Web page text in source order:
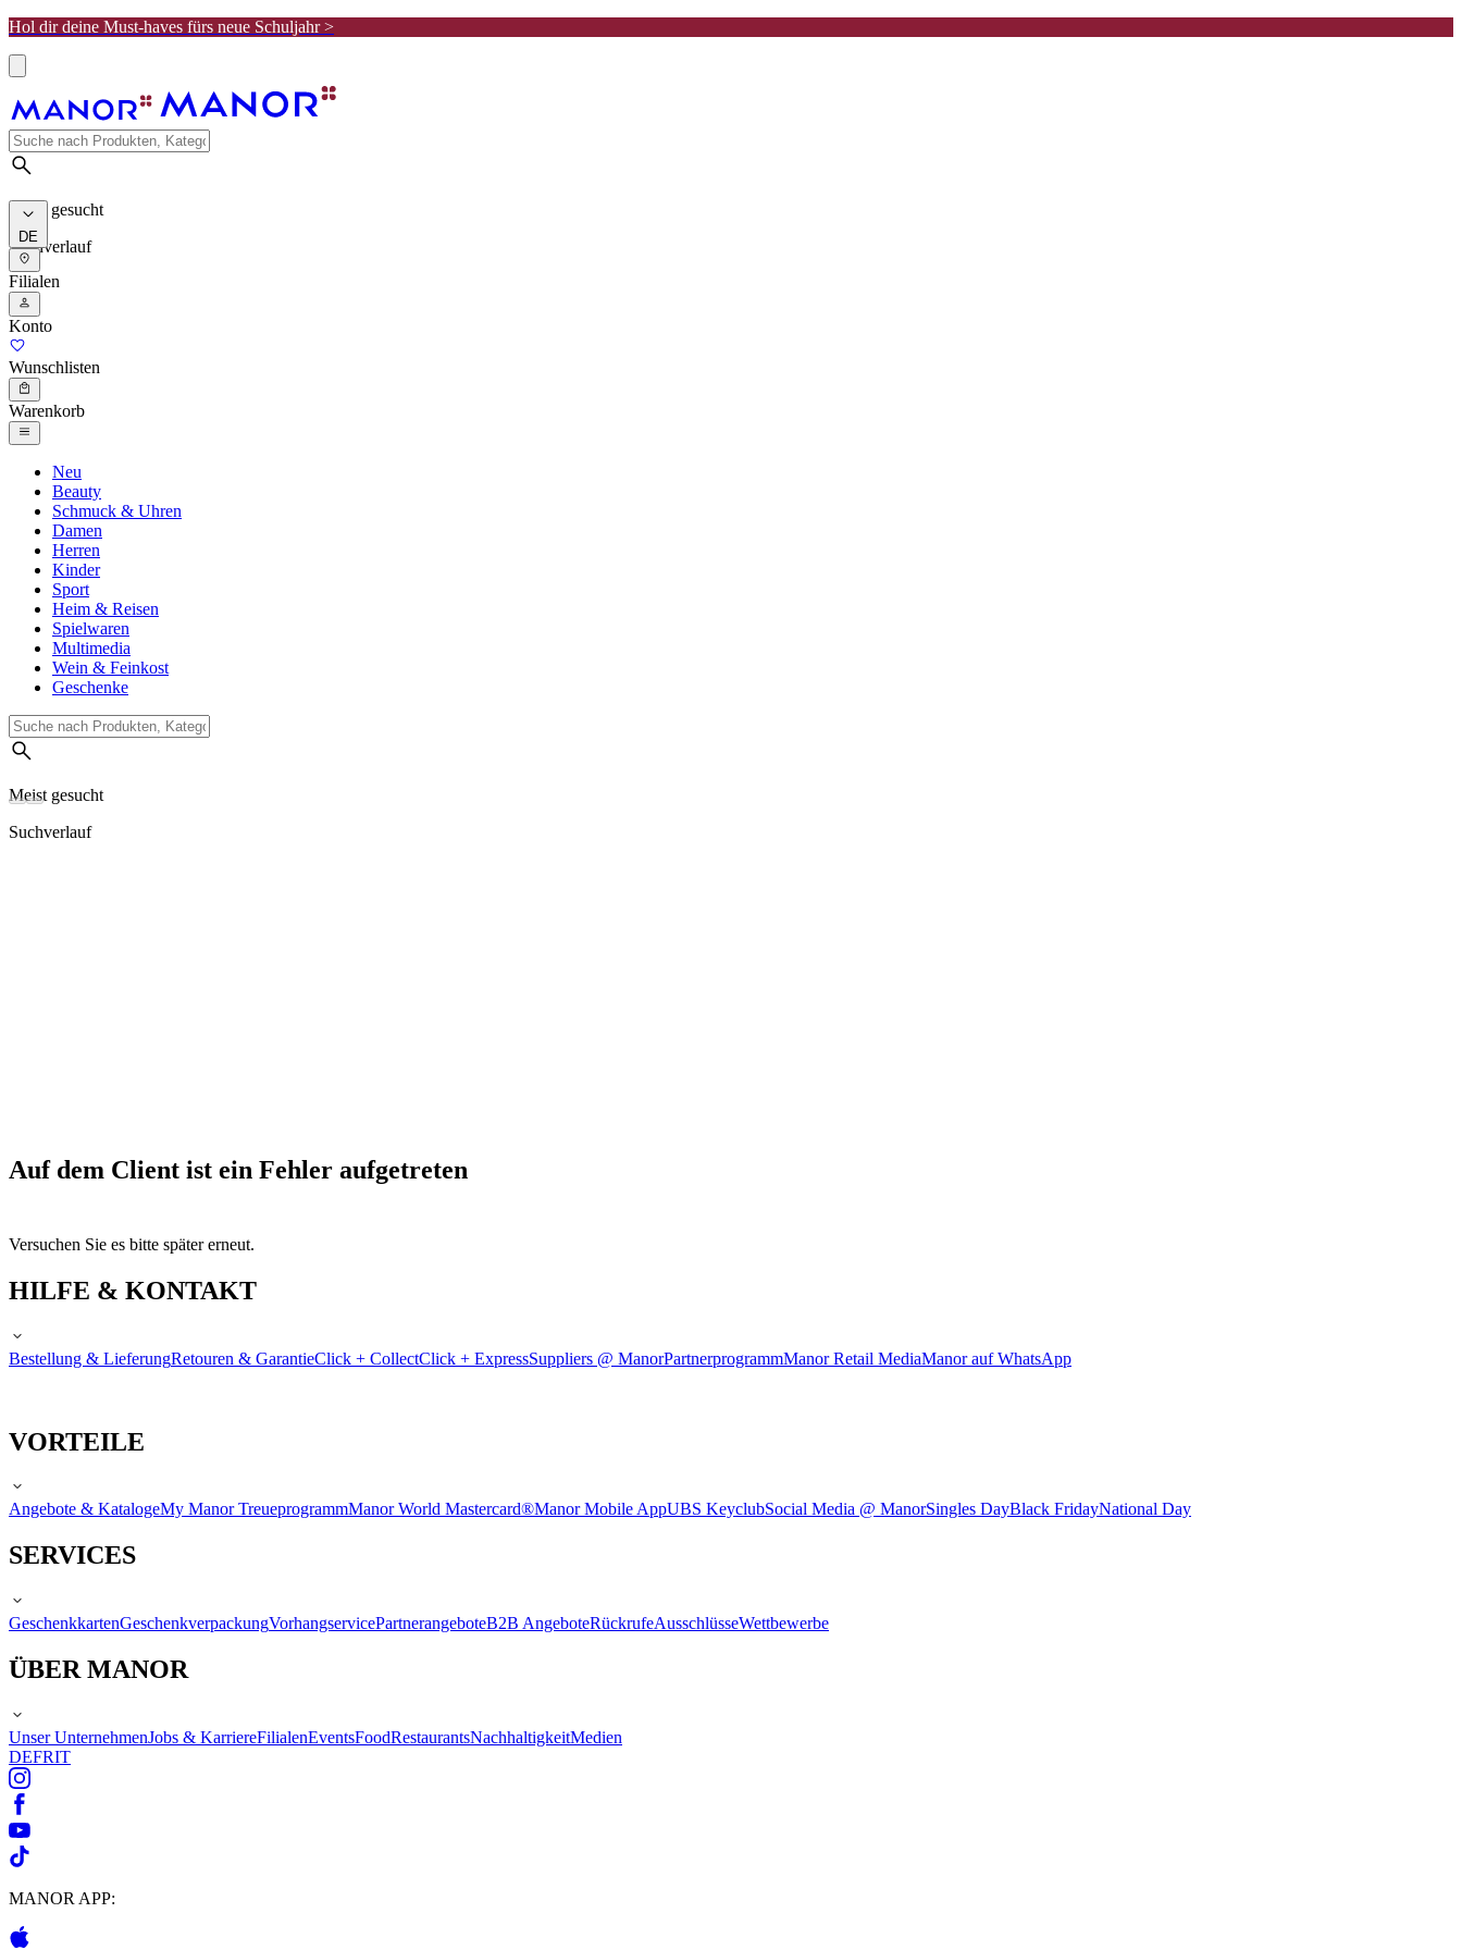
Hol dir deine Must-haves fürs neue Schuljahr >
Meist gesucht
Suchverlauf
DE
Filialen
Konto
Wunschlisten
Warenkorb
Neu
Beauty
Schmuck & Uhren
Damen
Herren
Kinder
Sport
Heim & Reisen
Spielwaren
Multimedia
Wein & Feinkost
Geschenke
Meist gesucht
Suchverlauf
Auf dem Client ist ein Fehler aufgetreten
Versuchen Sie es bitte später erneut.
HILFE & KONTAKT
Bestellung & LieferungRetouren & GarantieClick + CollectClick + ExpressSuppliers @ ManorPartnerprogrammManor Retail MediaManor auf WhatsApp
VORTEILE
Angebote & KatalogeMy Manor TreueprogrammManor World Mastercard®Manor Mobile AppUBS KeyclubSocial Media @ ManorSingles DayBlack FridayNational Day
SERVICES
GeschenkkartenGeschenkverpackungVorhangservicePartnerangeboteB2B AngeboteRückrufeAusschlüsseWettbewerbe
ÜBER MANOR
Unser UnternehmenJobs & KarriereFilialenEventsFoodRestaurantsNachhaltigkeitMedien
DEFRIT
MANOR APP: